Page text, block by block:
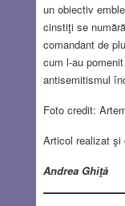
un obiectiv
cinstiţi se
comandant de
cum l-au
antisemitismul
Foto credit:
Articol realizat şi
Andrea Ghiţă